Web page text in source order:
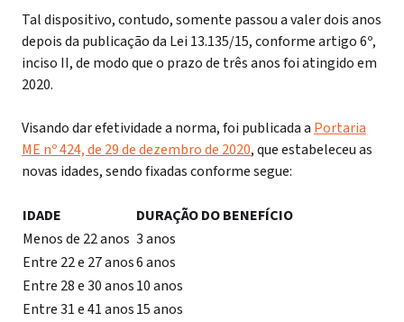
Tal dispositivo, contudo,somente passou a valer dois anos
depois da publicação da Lei 13.135/15, conforme artigo 6º,
inciso II, de modo que o prazo de três anos foi atingido em
2020.
Visando dar efetividade a norma, foi publicada a Portaria
ME nº 424, de 29 de dezembro de 2020, que estabeleceu as
novas idades, sendo fixadas conforme segue:
IDADE
DURAÇÃO DO BENEFÍCIO
Menos de 22 anos 3 anos
Entre 22 e 27 anos6 anos
Entre 28 e 30 anos10 anos
Entre 31 e 41 anos15 anos